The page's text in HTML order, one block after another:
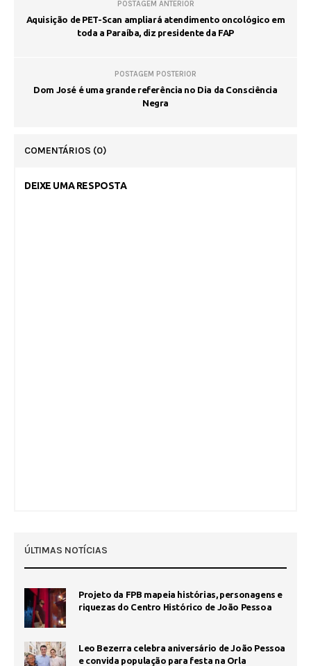
POSTAGEM ANTERIOR
Aquisição de PET-Scan ampliará atendimento oncológico em
toda a Paraíba, diz presidente da FAP
POSTAGEM POSTERIOR
Dom José é uma grande referência no Dia da Consciência
Negra
COMENTÁRIOS (0)
DEIXE UMA RESPOSTA
ÚLTIMAS NOTÍCIAS
Projeto da FPB mapeia histórias, personagens e
riquezas do Centro Histórico de João Pessoa
Leo Bezerra celebra aniversário de João Pessoa
e convida população para festa na Orla